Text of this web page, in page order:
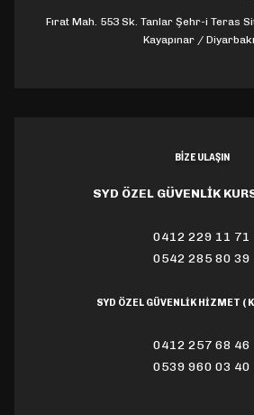
Fırat Mah. 553 Sk. Tanlar Şehr-i Teras
Kayapınar /
BİZE ULAŞIN
SYD ÖZEL GÜVENLİK
0412 229 11 71
0542 285 80 39
SYD ÖZEL GÜVENLİK HİZMET (
0412 257 68 46
0539 960 03 40